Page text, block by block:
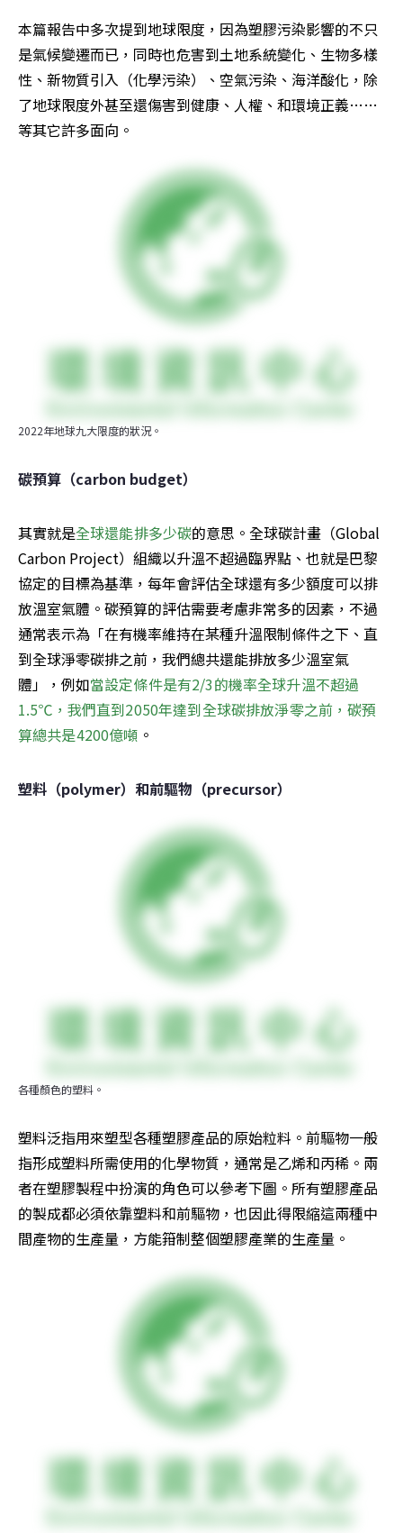
本篇報告中多次提到地球限度，因為塑膠污染影響的不只
是氣候變遷而已，同時也危害到土地系統變化、生物多樣
性、新物質引入（化學污染）、空氣污染、海洋酸化，除
了地球限度外甚至還傷害到健康、人權、和環境正義……
等其它許多面向。
2022年地球九大限度的狀況。
碳預算（carbon budget）
其實就是全球還能排多少碳的意思。全球碳計畫（Global
Carbon Project）組織以升溫不超過臨界點、也就是巴黎
協定的目標為基準，每年會評估全球還有多少額度可以排
放溫室氣體。碳預算的評估需要考慮非常多的因素，不過
通常表示為「在有機率維持在某種升溫限制條件之下、直
到全球淨零碳排之前，我們總共還能排放多少溫室氣
體」，例如當設定條件是有2/3的機率全球升溫不超過
1.5℃，我們直到2050年達到全球碳排放淨零之前，碳預
算總共是4200億噸 。
塑料（polymer）和前驅物（precursor）
各種顏色的塑料。
塑料泛指用來塑型各種塑膠產品的原始粒料。前驅物一般
指形成塑料所需使用的化學物質，通常是乙烯和丙稀。兩
者在塑膠製程中扮演的角色可以參考下圖。所有塑膠產品
的製成都必須依靠塑料和前驅物，也因此得限縮這兩種中
間產物的生產量，方能箝制整個塑膠產業的生產量。